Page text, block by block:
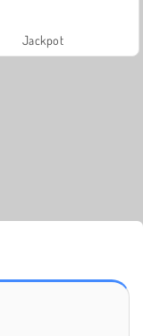
Jackpot